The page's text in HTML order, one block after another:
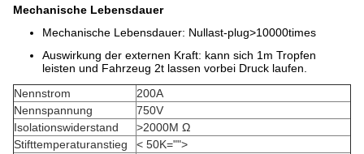
Mechanische Lebensdauer
Mechanische Lebensdauer: Nullast-plug>10000times
Auswirkung der externen Kraft: kann sich 1m Tropfen
leisten und Fahrzeug 2t lassen vorbei Druck laufen.
Nennstrom
200A
Nennspannung
750V
Isolationswiderstand
>2000M Ω
Stifttemperaturanstieg
< 50K="">